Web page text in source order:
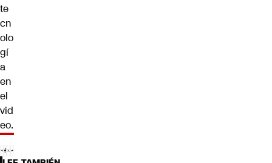
te
cn
olo
gí
a
en
el
vid
eo.